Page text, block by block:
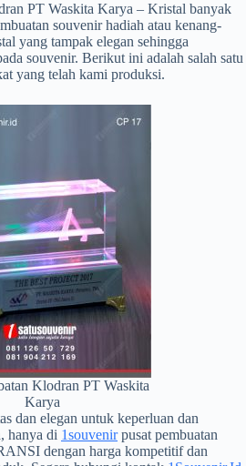
PT Waskita Karya – Kristal banyak
souvenir hadiah atau kenang-
yang tampak elegan sehingga
souvenir. Berikut ini adalah salah satu
yang telah kami produksi.
Klodran PT Waskita
Karya
dan elegan untuk keperluan dan
hanya di 1souvenirpusat pembuatan
dengan harga kompetitif dan